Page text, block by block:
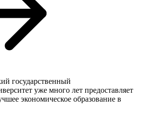
государственный
уже много лет предоставляет
экономическое образование в